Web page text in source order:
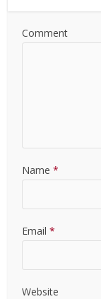
Comment
Name *
Email *
Website